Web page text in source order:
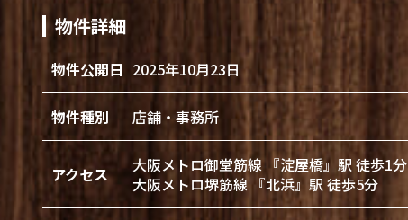
物件詳細
物件公開日 2025年10月23日
物件種別 店舗・事務所
アクセス
大阪メトロ御堂筋線 『淀屋橋』駅 徒歩1分
大阪メトロ堺筋線 『北浜』駅 徒歩5分